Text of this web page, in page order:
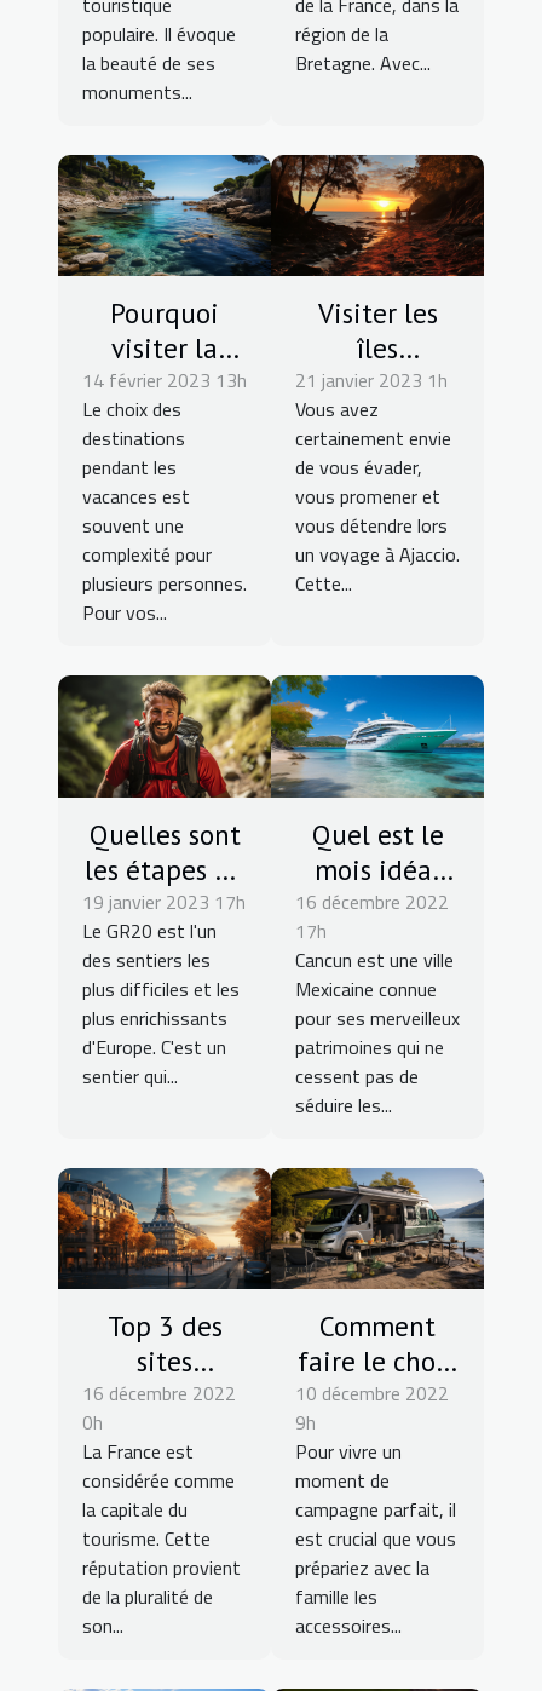
populaire. Il évoque
la beauté de ses
monuments...
région de la
Bretagne. Avec...
Pourquoi
visiter la
calanque de
Port-Pin ?
14 février 2023 13h
Le choix des
destinations
pendant les
vacances est
souvent une
complexité pour
plusieurs personnes.
Pour vos...
Visiter les
îles
sanguinaires
: pourquoi
faire ces
promenades
en mer au
coucher de
soleil ?
21 janvier 2023 1h
Vous avez
certainement envie
de vous évader,
vous promener et
vous détendre lors
un voyage à Ajaccio.
Cette...
Quelles sont
les étapes du
sentier GR20
?
19 janvier 2023 17h
Le GR20 est l'un
des sentiers les
plus difficiles et les
plus enrichissants
d'Europe. C'est un
sentier qui...
Quel est le
mois idéal
pour aller en
croisière à
Cuncan ?
16 décembre 2022
17h
Cancun est une ville
Mexicaine connue
pour ses merveilleux
patrimoines qui ne
cessent pas de
séduire les...
Top 3 des
sites
touristiques
Paris
16 décembre 2022
0h
La France est
considérée comme
la capitale du
tourisme. Cette
réputation provient
de la pluralité de
son...
Comment
faire le choix
d'une
camping-car
pour le
voyage ?
10 décembre 2022
9h
Pour vivre un
moment de
campagne parfait, il
est crucial que vous
prépariez avec la
famille les
accessoires...